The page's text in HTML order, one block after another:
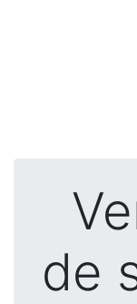
de